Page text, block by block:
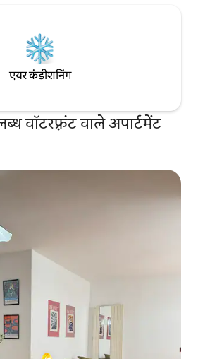
ग्रैंड्स क्रस
एयर कंडीशनिंग
वॉटरफ़्रंट वाले अपार्टमेंट